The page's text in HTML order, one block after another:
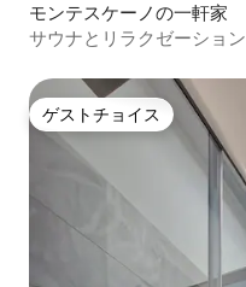
モンテスケーノの一軒家
サウナとリラクゼーション
ゲストチョイス
ゲストチョイス